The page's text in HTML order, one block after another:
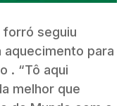
forró seguiu
aquecimento para
. “Tô aqui
melhor que